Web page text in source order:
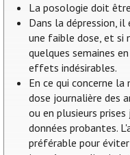
La posologie doit
Dans la dépression,
une faible dose, et si
quelques semaines
effets indésirables.
En ce qui concerne
dose journalière des
ou en plusieurs
données probantes.
préférable pour